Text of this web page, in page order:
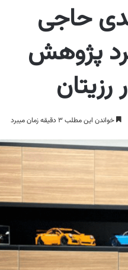
حاجی
پژوهش
خواندن این مطلب 3 دقیقه زمان میبرد